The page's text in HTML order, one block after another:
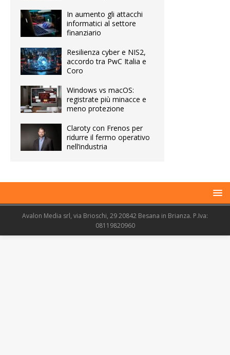
In aumento gli attacchi
informatici al settore
finanziario
Resilienza cyber e NIS2,
accordo tra PwC Italia e
Coro
Windows vs macOS:
registrate più minacce e
meno protezione
Claroty con Frenos per
ridurre il fermo operativo
nell’industria
Avalon Media srl, via Brioschi, 29 20842 Besana in Brianza. P.Iva:
08119820960